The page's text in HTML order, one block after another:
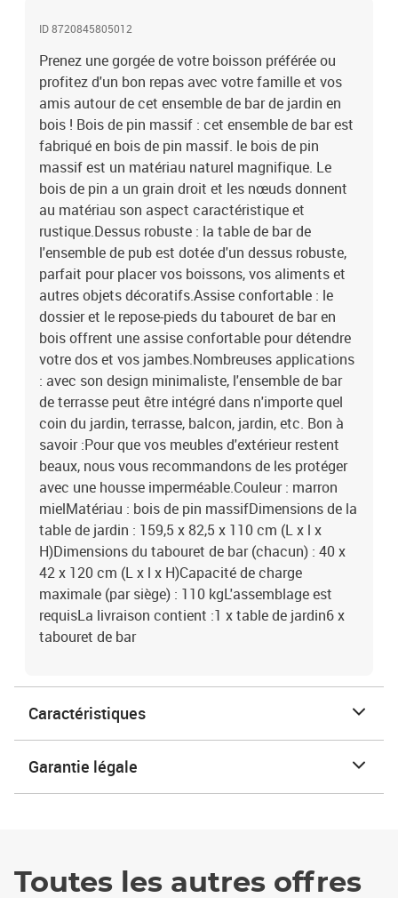
ID 8720845805012
Prenez une gorgée de votre boisson préférée ou
profitez d'un bon repas avec votre famille et vos
amis autour de cet ensemble de bar de jardin en
bois ! Bois de pin massif : cet ensemble de bar est
fabriqué en bois de pin massif. le bois de pin
massif est un matériau naturel magnifique. Le
bois de pin a un grain droit et les nœuds donnent
au matériau son aspect caractéristique et
rustique.Dessus robuste : la table de bar de
l'ensemble de pub est dotée d'un dessus robuste,
parfait pour placer vos boissons, vos aliments et
autres objets décoratifs.Assise confortable : le
dossier et le repose-pieds du tabouret de bar en
bois offrent une assise confortable pour détendre
votre dos et vos jambes.Nombreuses applications
: avec son design minimaliste, l'ensemble de bar
de terrasse peut être intégré dans n'importe quel
coin du jardin, terrasse, balcon, jardin, etc. Bon à
savoir :Pour que vos meubles d'extérieur restent
beaux, nous vous recommandons de les protéger
avec une housse imperméable.Couleur : marron
mielMatériau : bois de pin massifDimensions de la
table de jardin : 159,5 x 82,5 x 110 cm (L x l x
H)Dimensions du tabouret de bar (chacun) : 40 x
42 x 120 cm (L x l x H)Capacité de charge
maximale (par siège) : 110 kgL'assemblage est
requisLa livraison contient :1 x table de jardin6 x
tabouret de bar
Caractéristiques
Garantie légale
Toutes les autres offres